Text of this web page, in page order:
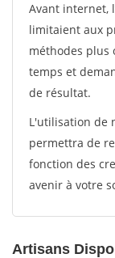
Avant internet,
limitaient aux
méthodes plus
temps et
de résultat.
L'utilisation de
permettra de
fonction des
avenir à votre
Artisans